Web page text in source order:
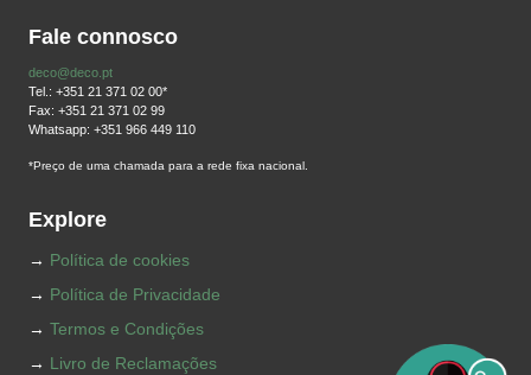
Fale connosco
deco@deco.pt
Tel.: +351 21 371 02 00*
Fax: +351 21 371 02 99
Whatsapp: +351 966 449 110
*Preço de uma chamada para a rede fixa nacional.
Explore
Política de cookies
Política de Privacidade
Termos e Condições
Livro de Reclamações